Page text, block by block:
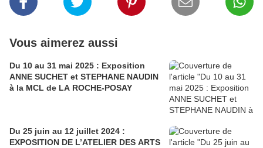
Vous aimerez aussi
Du 10 au 31 mai 2025 : Exposition
ANNE SUCHET et STEPHANE NAUDIN
à la MCL de LA ROCHE-POSAY
Du 25 juin au 12 juillet 2024 :
EXPOSITION DE L’ATELIER DES ARTS